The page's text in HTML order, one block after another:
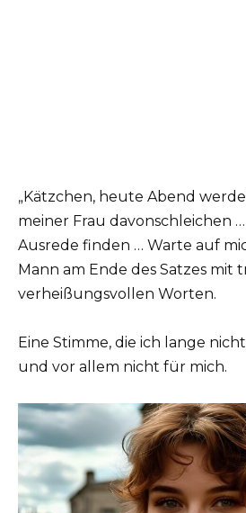
„Kätzchen, heute Abend
meiner Frau davonschleichen
Ausrede finden … Warte auf
Mann am Ende des Satzes mit
verheißungsvollen Worten.
Eine Stimme, die ich lange
und vor allem nicht für mich.